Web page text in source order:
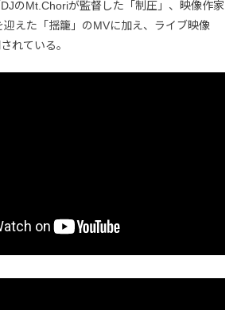
のMt.Choriが監督した「制圧」、映像作家
えた「揺籠」のMVに加え、ライブ映像
れている。